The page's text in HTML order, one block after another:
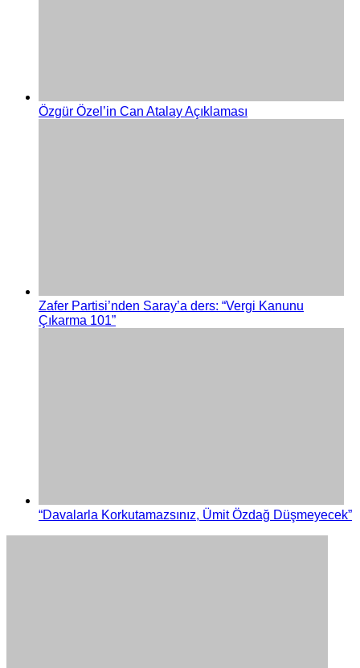
Özgür Özel’in Can Atalay Açıklaması
Zafer Partisi’nden Saray’a ders: “Vergi Kanunu
Çıkarma 101”
“Davalarla Korkutamazsınız, Ümit Özdağ Düşmeyecek”